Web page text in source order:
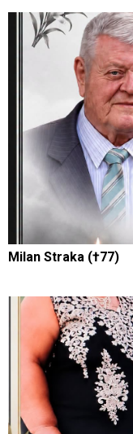
Milan Straka (†77)